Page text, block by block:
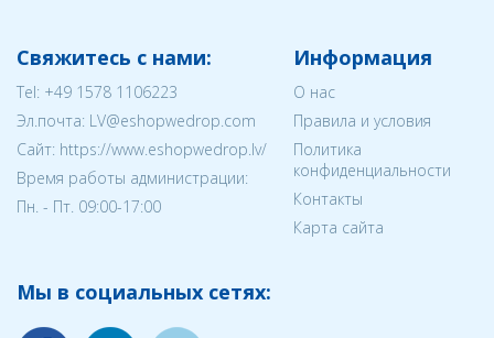
Свяжитесь с нами:
Tel: +49 1578 1106223
Эл.почта: LV@eshopwedrop.com
Cайт: https://www.eshopwedrop.lv/
Время работы администрации:
Пн. - Пт. 09:00-17:00
Информация
О нас
Правила и условия
Политика
конфиденциальности
Контакты
Карта сайта
Мы в социальных сетях: